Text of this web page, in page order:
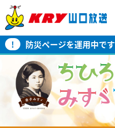
! 防災ページを運用中です